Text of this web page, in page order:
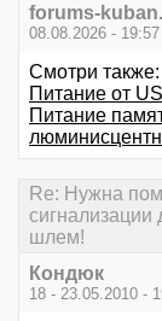
forums-
08.08.2026 - 19:57
Смотри также:
Питание от
Питание
Re: Нужна
сигнализации
шлем!
Кондюк
18 - 23.05.2010 -